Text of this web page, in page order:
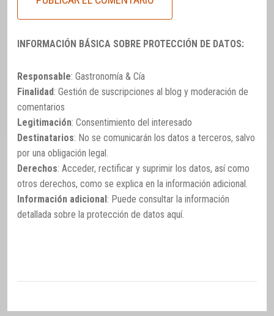
INFORMACIÓN BÁSICA SOBRE PROTECCIÓN DE DATOS:
Responsable: Gastronomía & Cía
Finalidad: Gestión de suscripciones al blog y moderación de
comentarios
Legitimación: Consentimiento del interesado
Destinatarios: No se comunicarán los datos a terceros, salvo
por una obligación legal.
Derechos: Acceder, rectificar y suprimir los datos, así como
otros derechos, como se explica en la información adicional.
Información adicional: Puede consultar la información
detallada sobre la protección de datos aquí.